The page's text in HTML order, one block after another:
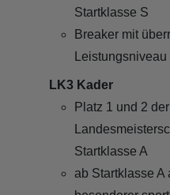
Startklasse S
Breaker mit
Leistungsniveau
LK3 Kader
Platz 1 und 2 der
Startklasse A
ab Startklasse A